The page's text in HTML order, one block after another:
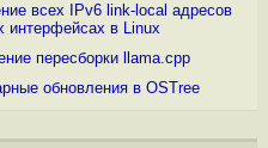
всех IPv6 link-local адресов
интерфейсах в Linux
пересборки llama.cpp
обновления в OSTree